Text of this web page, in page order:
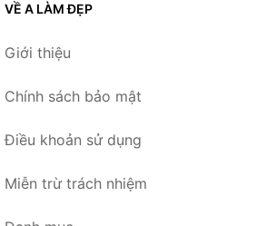
VỀ A LÀM ĐẸP
Giới thiệu
Chính sách bảo mật
Điều khoản sử dụng
Miễn trừ trách nhiệm